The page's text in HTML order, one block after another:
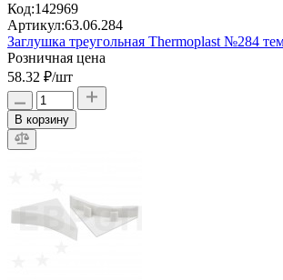
Код:142969
Артикул:63.06.284
Заглушка треугольная Thermoplast №284
Розничная цена
58.32 ₽/шт
В корзину